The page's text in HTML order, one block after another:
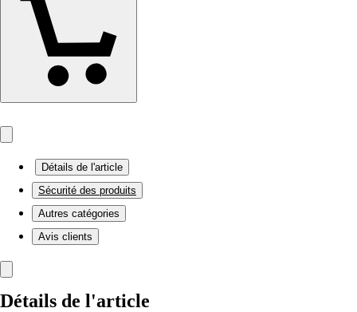
Détails de l'article
Sécurité des produits
Autres catégories
Avis clients
Détails de l'article